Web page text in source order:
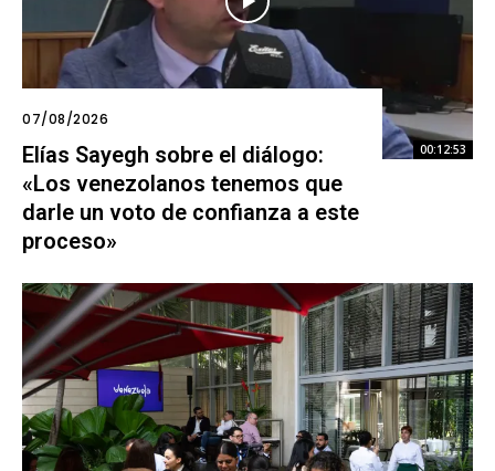
00:12:53
07/08/2026
Elías Sayegh sobre el diálogo:
«Los venezolanos tenemos que
darle un voto de confianza a este
proceso»